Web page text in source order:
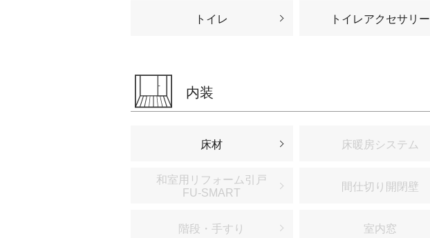
トイレ トイレアクセサリー
内装
床材 床暖房システム
和室用リフォーム引戸
FU-SMART
間仕切り開閉壁
階段・手すり 室内窓